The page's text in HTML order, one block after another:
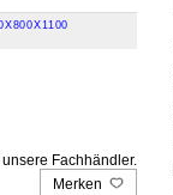
Fachhändler.
Merken